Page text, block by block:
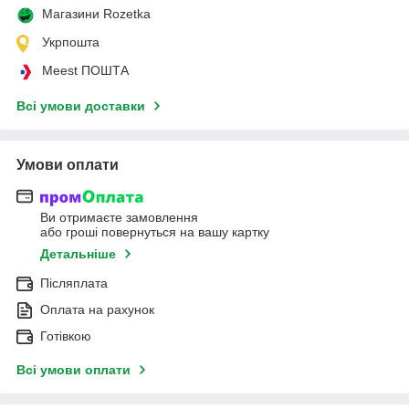
Магазини Rozetka
Укрпошта
Meest ПОШТА
Всі умови доставки
Умови оплати
Ви отримаєте замовлення
або гроші повернуться на вашу картку
Детальніше
Післяплата
Оплата на рахунок
Готівкою
Всі умови оплати